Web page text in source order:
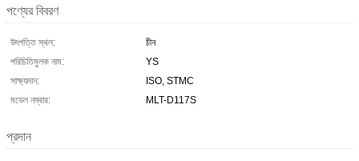
পণ্যের বিবরণ
উৎপত্তি স্থল:
চীন
পরিচিতিমুলক নাম:
YS
সাক্ষ্যদান:
ISO, STMC
মডেল নম্বার:
MLT-D117S
প্রদান